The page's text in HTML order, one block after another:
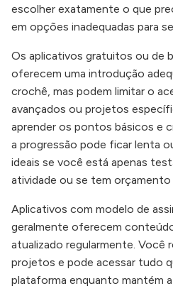
escolher exatamente o que
em opções inadequadas para
Os aplicativos gratuitos ou de
oferecem uma introdução
crochê, mas podem limitar o
avançados ou projetos
aprender os pontos básicos e
a progressão pode ficar lenta
ideais se você está apenas
atividade ou se tem orçamento
Aplicativos com modelo de
geralmente oferecem
atualizado regularmente. Você
projetos e pode acessar tudo
plataforma enquanto mantém